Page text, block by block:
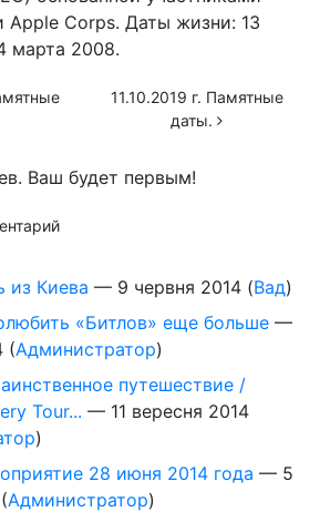
Apple Corps. Даты жизни: 13
марта 2008.
11.10.2019 г. Памятные
даты.
Ваш будет первым!
из Киева — 9 червня 2014 (Вад)
«Битлов» еще больше —
(Администратор)
путешествие /
Tour... — 11 вересня 2014
)
28 июня 2014 года — 5
(Администратор)